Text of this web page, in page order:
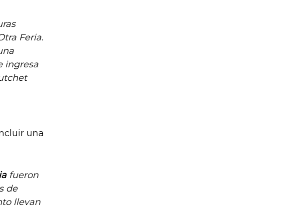
Feria.
ingresa
una
fueron
de
llevan